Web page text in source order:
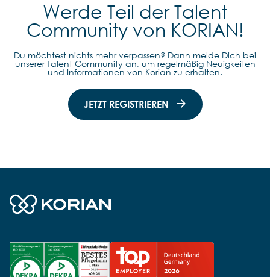
Werde Teil der Talent
Community von KORIAN!
Du möchtest nichts mehr verpassen? Dann melde Dich bei
unserer Talent Community an, um regelmäßig Neuigkeiten
und Informationen von Korian zu erhalten.
JETZT REGISTRIEREN